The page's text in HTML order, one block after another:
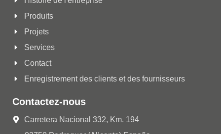
Produits
Projets
Services
Contact
Enregistrement des clients et des fournisseurs
Contactez-nous
Carretera Nacional 332, Km. 194